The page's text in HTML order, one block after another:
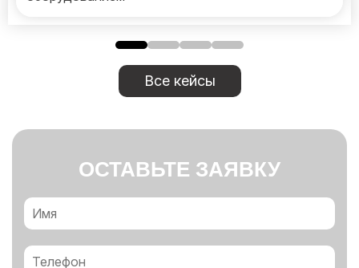
Все кейсы
ОСТАВЬТЕ ЗАЯВКУ